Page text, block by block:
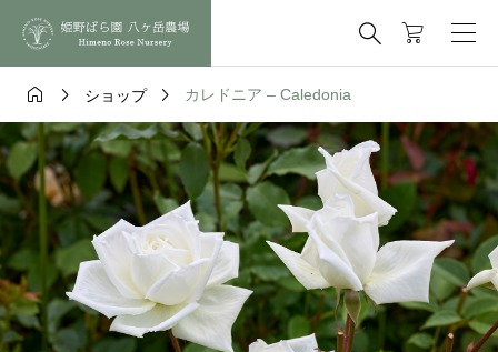

  ショップ  カレドニア – Caledonia